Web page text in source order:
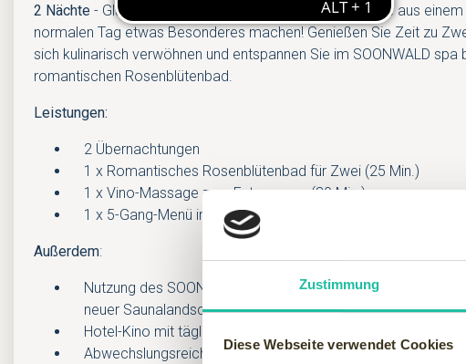
Zustimmung
Diese Webseite verwendet Cookies
2 Nächte - Glück ist, Zeit mit Menschen zu verbringen, die aus
normalen Tag etwas Besonderes machen! Genießen Sie Zeit zu
sich kulinarisch verwöhnen und entspannen Sie im SOONWALD spa
romantischen Rosenblütenbad.
Leistungen:
2 Übernachtungen
1 x Romantisches Rosenblütenbad für Zwei (25 Min.)
1 x Vino-Massage zum Entspannen (30 Min.)
1 x 5-Gang-Menü inkl. einem Glas Champagner zum
Außerdem:
Nutzung des SOONWALD spa auf 2.800 m² mit Innen- &
neuer Saunalandschaft
Hotel-Kino mit täglich wechselnden Filmklassikern
Abwechslungsreiches Sportprogramm